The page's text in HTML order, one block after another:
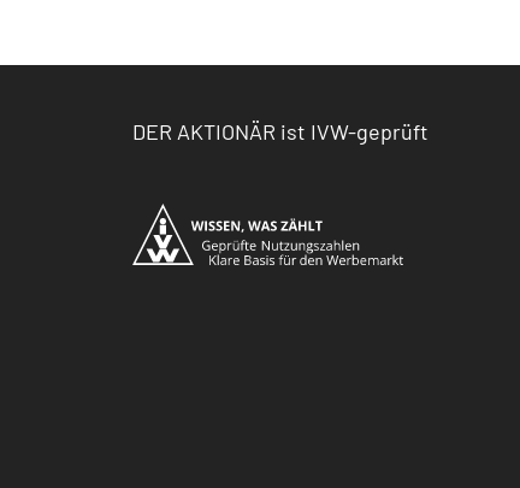
DER AKTIONÄR ist IVW-geprüft